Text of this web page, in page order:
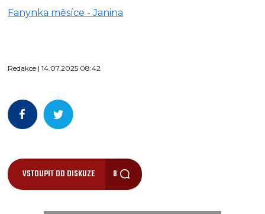
Fanynka měsíce - Janina
Redakce | 14.07.2025 08:42
VSTOUPIT DO DISKUZE 8